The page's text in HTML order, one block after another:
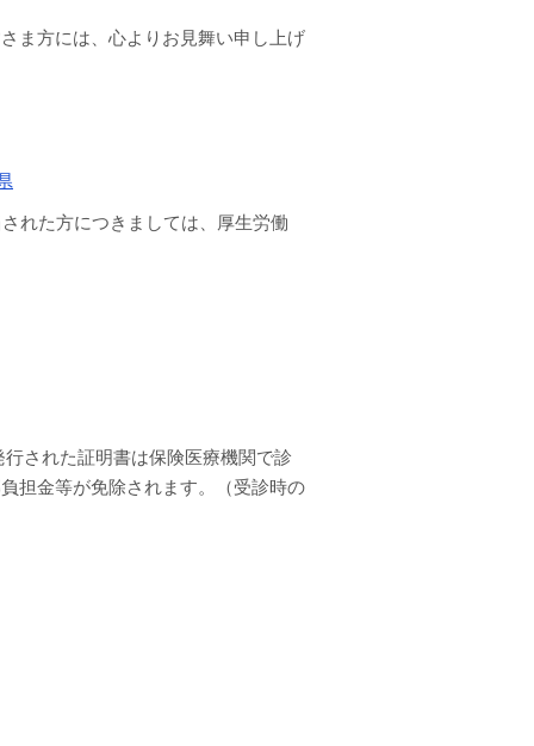
ま方には、心よりお見舞い申し上げ
れた方につきましては、厚生労働
された証明書は保険医療機関で診
担金等が免除されます。（受診時の